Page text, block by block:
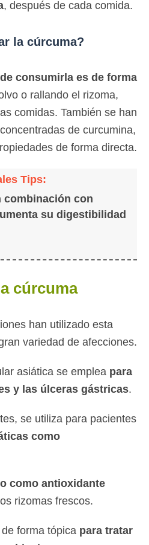
, después de cada comida.
la cúrcuma?
consumirla es de forma
o rallando el rizoma,
comidas. También se han
de curcumina,
de forma directa.
Tips:
combinación con
su digestibilidad
cúrcuma
han utilizado esta
variedad de afecciones.
asiática se emplea para
y las úlceras gástricas.
se utiliza para pacientes
como
como antioxidante
rizomas frescos.
forma tópica para tratar